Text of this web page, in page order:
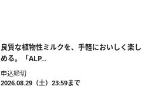
良質な植物性ミルクを、手軽においしく楽し
める。「ALP...
申込締切
2026.08.29（土）23:59まで